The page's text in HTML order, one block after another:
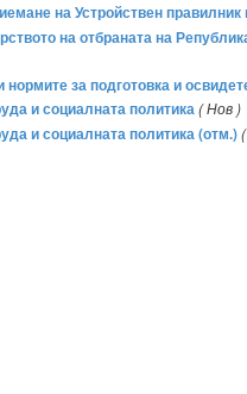
на Устройствен
на отбраната на
за подготовка и
и социалната политика( Нов )
и социалната политика (отм.)